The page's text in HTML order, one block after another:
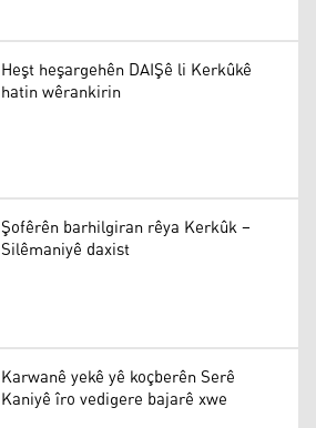
Heşt heşargehên DAIŞê li Kerkûkê
hatin wêrankirin
Şofêrên barhilgiran rêya Kerkûk –
Silêmaniyê daxist
Karwanê yekê yê koçberên Serê
Kaniyê îro vedigere bajarê xwe